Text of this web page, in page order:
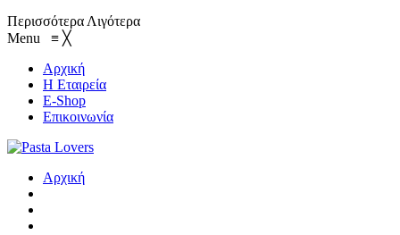
ΠερισσότεραΛιγότερα
Menu ≡ ╳
Αρχική
Η Εταιρεία
E-Shop
Επικοινωνία
Αρχική